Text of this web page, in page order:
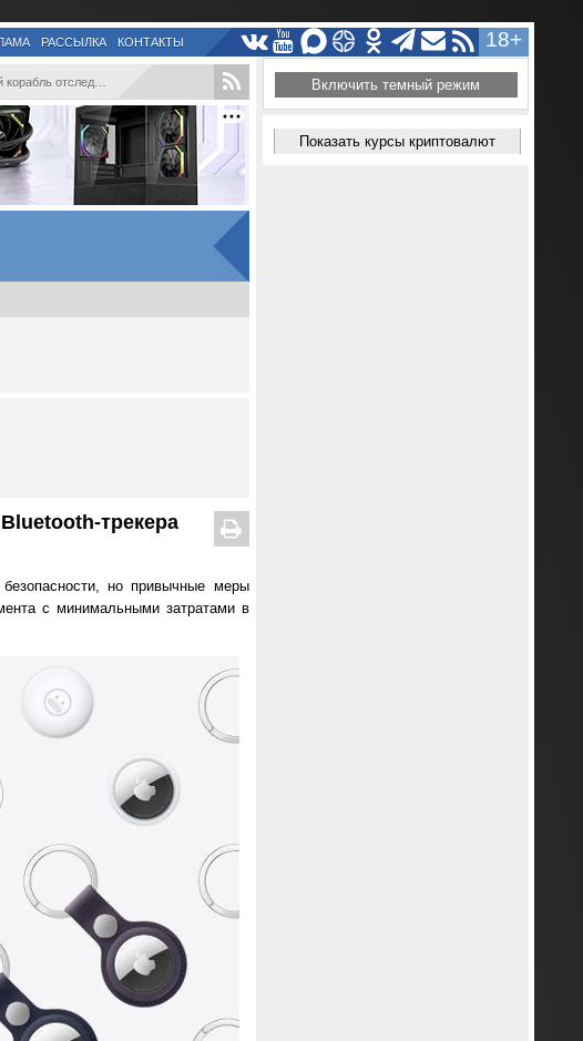
18+
РАССЫЛКА КОНТАКТЫ
отследили с...
трекера
но привычные меры
с минимальными затратами в
Включить темный режим
Показать курсы криптовалют